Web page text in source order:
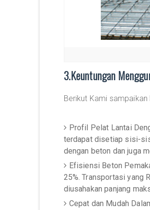
3.Keuntungan
Berikut Kami
Profil Pelat Lantai
terdapat disetiap sisi-
dengan beton dan juga
Efisiensi Beton
25%. Transportasi yang
diusahakan panjang
Cepat dan Mudah